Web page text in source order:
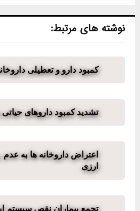
نوشته های مرتبط:
کمبود دارو و تعطیلی
تشدید کمبود داروهای حیاتی
اعتراض داروخانه ها به
ارزی
تجمع بیماران نقص سیستم